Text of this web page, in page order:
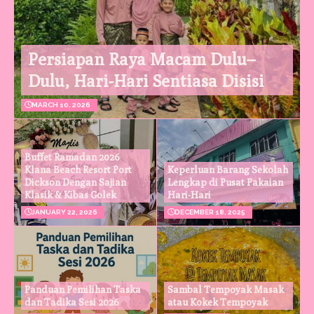
Persiapan Raya Macam Dulu–
Dulu, Hari-Hari Sentiasa Disisi
MARCH 10, 2026
Buffet Ramadan 2026
Klana Beach Resort Port
Dickson Dengan Sajian
Klasik & Kibas Golek
JANUARY 22, 2026
Keperluan Barang Sekolah
Lengkap di Pusat Pakaian
Hari-Hari
DECEMBER 18, 2025
Panduan Pemilihan Taska
dan Tadika Sesi 2026
Sambal Tempoyak Masak
atau Kokek Tempoyak